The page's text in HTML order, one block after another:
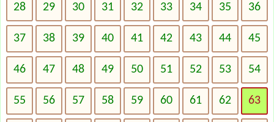
28 29 30 31 32 33 34 35 36
37 38 39 40 41 42 43 44 45
46 47 48 49 50 51 52 53 54
55 56 57 58 59 60 61 62 63